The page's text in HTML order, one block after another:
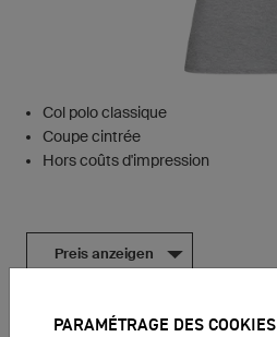
Col polo classique
Coupe cintrée
Hors coûts d'impression
Preis anzeigen
PARAMÉTRAGE DES COOKIES